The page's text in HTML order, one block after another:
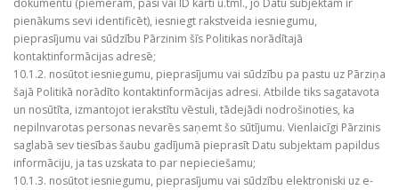
dokumentu (piemēram, pasi vai ID karti u.tml., jo Datu subjektam ir
pienākums sevi identificēt), iesniegt rakstveida iesniegumu,
pieprasījumu vai sūdzību Pārzinim šīs Politikas norādītajā
kontaktinformācijas adresē;
10.1.2. nosūtot iesniegumu, pieprasījumu vai sūdzību pa pastu uz Pārziņa
šajā Politikā norādīto kontaktinformācijas adresi. Atbilde tiks sagatavota
un nosūtīta, izmantojot ierakstītu vēstuli, tādejādi nodrošinoties, ka
nepilnvarotas personas nevarēs saņemt šo sūtījumu. Vienlaicīgi Pārzinis
saglabā sev tiesības šaubu gadījumā pieprasīt Datu subjektam papildus
informāciju, ja tas uzskata to par nepieciešamu;
10.1.3. nosūtot iesniegumu, pieprasījumu vai sūdzību elektroniski uz e-